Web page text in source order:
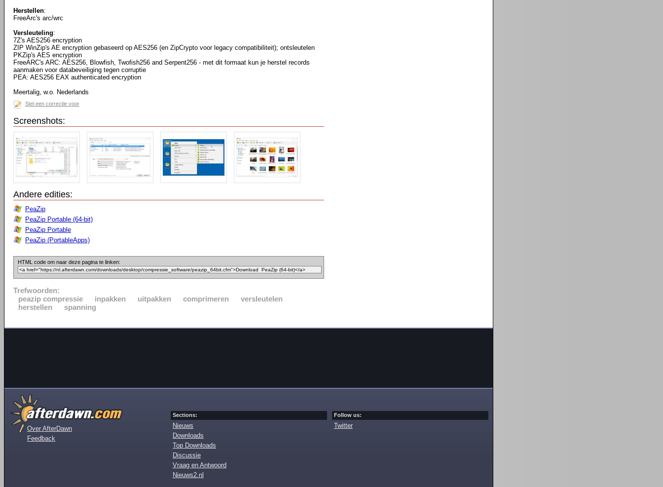
Herstellen:
FreeArc's arc/wrc
Versleuteling:
7Z's AES256 encryption
ZIP WinZip's AE encryption gebaseerd op AES256 (en ZipCrypto voor legacy compatibiliteit); ontsleutelen
PKZip's AES encryption
FreeARC's ARC: AES256, Blowfish, Twofish256 and Serpent256 - met dit formaat kun je herstel records
aanmaken voor databeveiliging tegen corruptie
PEA: AES256 EAX authenticated encryption
Meertalig, w.o. Nederlands
Stel een correctie voor
Screenshots:
Andere edities:
PeaZip
PeaZip Portable (64-bit)
PeaZip Portable
PeaZip (PortableApps)
HTML code om naar deze pagina te linken:
Trefwoorden:
peazip compressie
inpakken uitpakken comprimeren
versleutelen
herstellen
spanning
Over AfterDawn
Feedback
Sections:
Nieuws
Downloads
Top Downloads
Discussie
Vraag en Antwoord
Nieuws2.nl
Follow us:
Twitter